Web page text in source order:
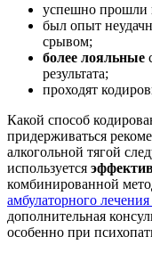
успешно прошли
был опыт
срывом;
более лояльные
результата;
проходят
Какой способ
придерживаться
алкогольной тягой
используется
комбинированной
амбулаторного
дополнительная
особенно при